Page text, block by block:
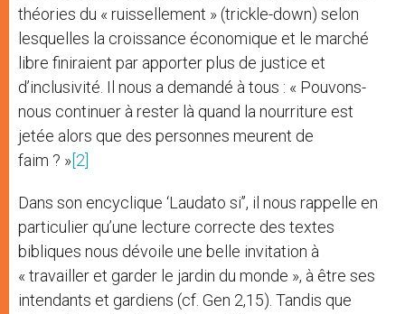
théories du « ruissellement » (trickle-down) selon
lesquelles la croissance économique et le marché
libre finiraient par apporter plus de justice et
d’inclusivité. Il nous a demandé à tous : « Pouvons-
nous continuer à rester là quand la nourriture est
jetée alors que des personnes meurent de
faim ? » [2]
Dans son encyclique ‘Laudato si’’, il nous rappelle en
particulier qu’une lecture correcte des textes
bibliques nous dévoile une belle invitation à
« travailler et garder le jardin du monde », à être ses
intendants et gardiens (cf. Gen 2,15). Tandis que